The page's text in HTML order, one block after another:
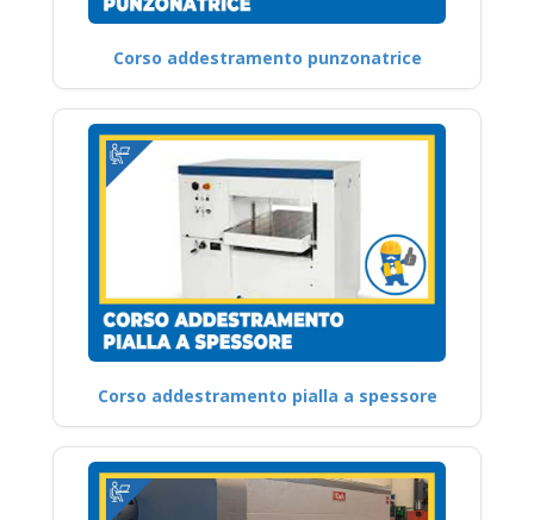
Corso addestramento punzonatrice
Corso addestramento pialla a spessore